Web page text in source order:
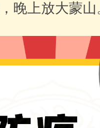
晚上放大蒙山